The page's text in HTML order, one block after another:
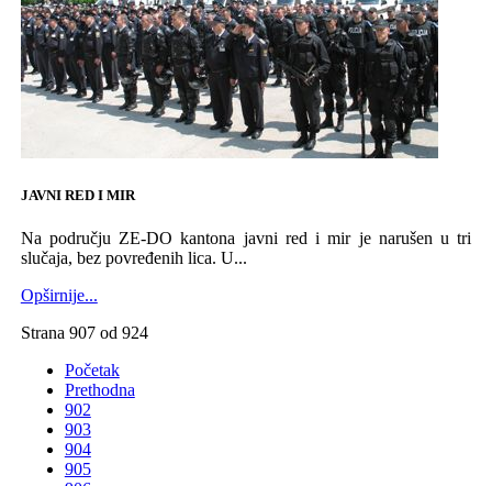
JAVNI RED I MIR
Na području ZE-DO kantona javni red i mir je narušen u tri
slučaja, bez povređenih lica. U...
Opširnije...
Strana 907 od 924
Početak
Prethodna
902
903
904
905